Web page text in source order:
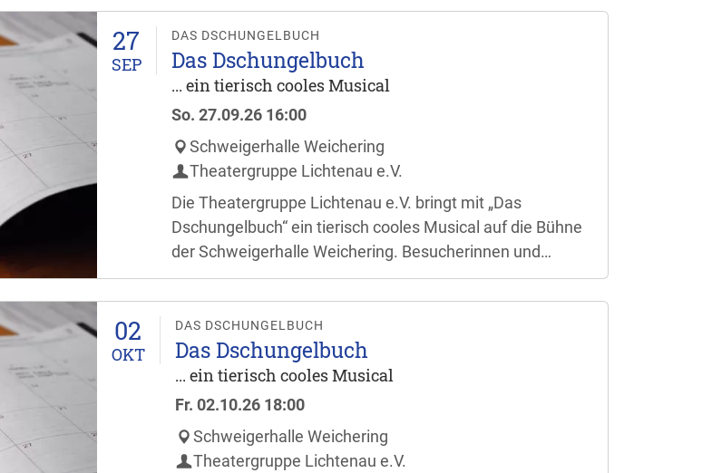
ganze Familie freuen. Der Einlass beginnt jeweils eine
Stunde vor Veranstaltungsbeginn.
27
SEP
DAS DSCHUNGELBUCH
Das Dschungelbuch
... ein tierisch cooles Musical
So. 27.09.26 16:00
Schweigerhalle Weichering
Theatergruppe Lichtenau e.V.
Die Theatergruppe Lichtenau e.V. bringt mit „Das
Dschungelbuch“ ein tierisch cooles Musical auf die Bühne
der Schweigerhalle Weichering. Besucherinnen und
Besucher dürfen sich auf eine bunte Aufführung für die
ganze Familie freuen. Der Einlass beginnt jeweils eine
Stunde vor Veranstaltungsbeginn.
02
OKT
DAS DSCHUNGELBUCH
Das Dschungelbuch
... ein tierisch cooles Musical
Fr. 02.10.26 18:00
Schweigerhalle Weichering
Theatergruppe Lichtenau e.V.